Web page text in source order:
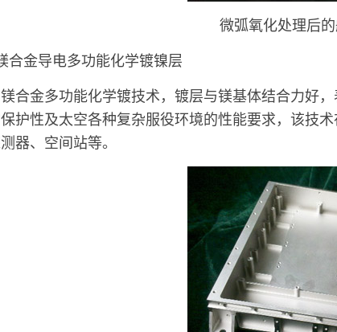
微弧氧化处理后
金导电多功能化学镀镍层
金多功能化学镀技术，镀层与镁基体结合力好，
护性及太空各种复杂服役环境的性能要求，该技
器、空间站等。